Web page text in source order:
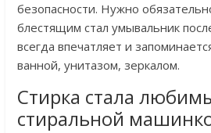
безопасности. Нужно
блестящим стал умывальник
всегда впечатляет и
ванной, унитазом, зеркалом.
Стирка стала
стиральной